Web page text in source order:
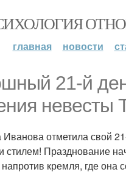
главная новости
21-й
невесты
Иванова отметила свой
стилем! Празднование
кремля, где она